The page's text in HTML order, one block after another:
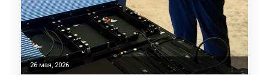
26 мая, 2026